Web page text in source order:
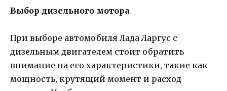
Выбор дизельного мотора
При выборе автомобиля Лада Ларгус с
дизельным двигателем стоит обратить
внимание на его характеристики, такие как
мощность, крутящий момент и расход